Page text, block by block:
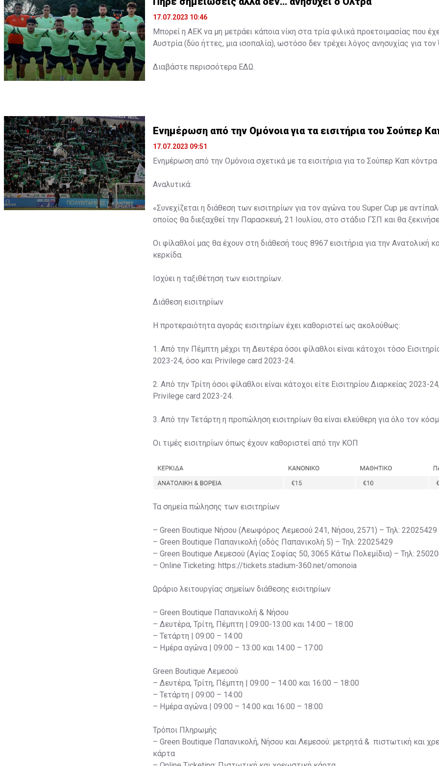
17.07.2023 10:46
Μπορεί η ΑΕΚ να μη μετράει κάποια νίκη στα τρία φιλικά προετοιμασίας που
Αυστρία (δύο ήττες, μια ισοπαλία), ωστόσο δεν τρέχει λόγος ανησυχίας για τον
Διαβάστε περισσότερα ΕΔΩ
Ενημέρωση από την Ομόνοια για τα εισιτήρια του Σούπερ
17.07.2023 09:51
Ενημέρωση από την Ομόνοια σχετικά με τα εισιτήρια για το Σούπερ Καπ κόντρα
Αναλυτικά:
«Συνεχίζεται η διάθεση των εισιτηρίων για τον αγώνα του Super Cup με
οποίος θα διεξαχθεί την Παρασκευή, 21 Ιουλίου, στο στάδιο ΓΣΠ και θα
Οι φίλαθλοί μας θα έχουν στη διάθεσή τους 8967 εισιτήρια για την Ανατολική
κερκίδα.
Ισχύει η ταξιθέτηση των εισιτηρίων.
Διάθεση εισιτηρίων
Η προτεραιότητα αγοράς εισιτηρίων έχει καθοριστεί ως ακολούθως:
1. Από την Πέμπτη μέχρι τη Δευτέρα όσοι φίλαθλοι είναι κάτοχοι τόσο
2023-24, όσο και Privilege card 2023-24.
2. Από την Τρίτη όσοι φίλαθλοι είναι κάτοχοι είτε Εισιτηρίου Διαρκείας 2023-
Privilege card 2023-24.
3. Από την Τετάρτη η προπώληση εισιτηρίων θα είναι ελεύθερη για όλο τον
Οι τιμές εισιτηρίων όπως έχουν καθοριστεί από την ΚΟΠ
Τα σημεία πώλησης των εισιτηρίων
– Green Boutique Νήσου (Λεωφόρος Λεμεσού 241, Νήσου, 2571) – Τηλ: 22025429
– Green Boutique Παπανικολή (οδός Παπανικολή 5) – Τηλ: 22025429
– Green Boutique Λεμεσού (Αγίας Σοφίας 50, 3065 Κάτω Πολεμίδια) – Τηλ:
– Online Ticketing: https://tickets.stadium-360.net/omonoia
Ωράριο λειτουργίας σημείων διάθεσης εισιτηρίων
– Green Boutique Παπανικολή & Νήσου
– Δευτέρα, Τρίτη, Πέμπτη | 09:00-13:00 και 14:00 – 18:00
– Τετάρτη | 09:00 – 14:00
– Ημέρα αγώνα | 09:00 – 13:00 και 14:00 – 17:00
Green Boutique Λεμεσού
– Δευτέρα, Τρίτη, Πέμπτη | 09:00 – 14:00 και 16:00 – 18:00
– Τετάρτη | 09:00 – 14:00
– Ημέρα αγώνα | 09:00 – 14:00 και 16:00 – 18:00
Τρόποι Πληρωμής
– Green Boutique Παπανικολή, Νήσου και Λεμεσού: μετρητά & πιστωτική και
κάρτα